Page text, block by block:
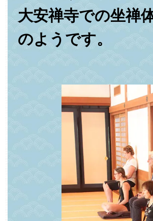
大安禅寺での坐禅
のようです。